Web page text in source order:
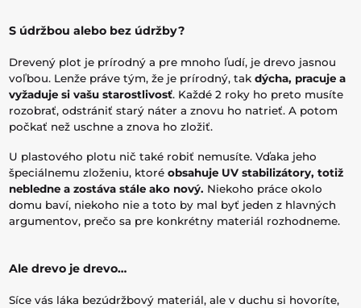
S údržbou alebo bez údržby?
Drevený plot je prírodný a pre mnoho ľudí, je drevo jasnou
voľbou. Lenže práve tým, že je prírodný, takdýcha, pracuje a
vyžaduje si vašu starostlivosť. Každé 2 roky ho preto musíte
rozobrať, odstrániť starý náter a znovu ho natrieť. A potom
počkať než uschne a znova ho zložiť.
U plastového plotu nič také robiť nemusíte. Vďaka jeho
špeciálnemu zloženiu, ktoréobsahuje UV stabilizátory, totiž
nebledne a zostáva stále ako nový. Niekoho práce okolo
domu baví, niekoho nie a toto by mal byť jeden z hlavných
argumentov, prečo sa pre konkrétny materiál rozhodneme.
Ale drevo je drevo…
Síce vás láka bezúdržbový materiál, ale v duchu si hovoríte,